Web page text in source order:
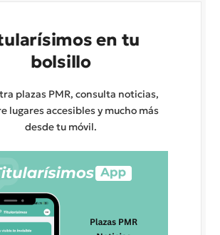
en tu
bolsillo
plazas PMR, consulta noticias,
lugares accesibles y mucho más
desde tu móvil.